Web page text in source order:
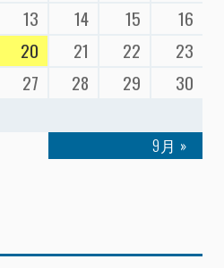
13 14 15
16
20 21 22
23
27 28 29
30
9月 »